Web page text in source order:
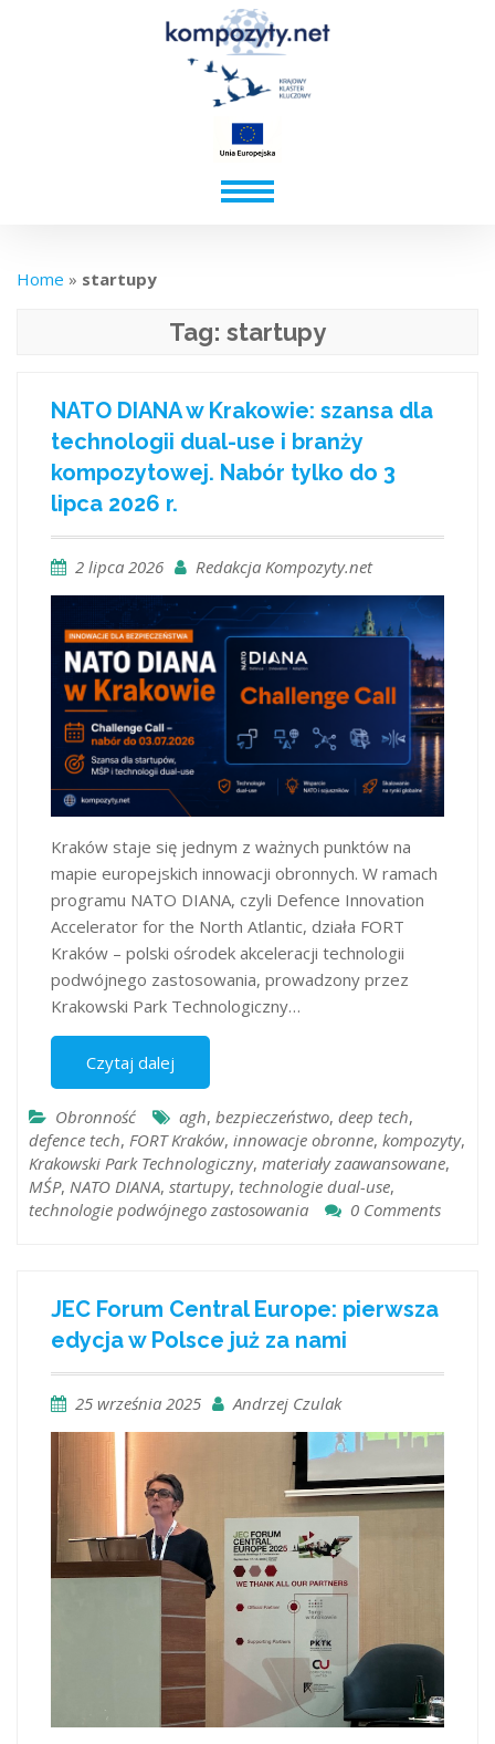
Home » startupy
Tag: startupy
NATO DIANA w Krakowie: szansa dla
technologii dual-use i branży
kompozytowej. Nabór tylko do 3
lipca 2026 r.
2 lipca 2026 Redakcja Kompozyty.net
Kraków staje się jednym z ważnych punktów na
mapie europejskich innowacji obronnych. W ramach
programu NATO DIANA, czyli Defence Innovation
Accelerator for the North Atlantic, działa FORT
Kraków – polski ośrodek akceleracji technologii
podwójnego zastosowania, prowadzony przez
Krakowski Park Technologiczny…
Czytaj dalej
Obronność agh, bezpieczeństwo, deep tech,
defence tech, FORT Kraków, innowacje obronne, kompozyty,
Krakowski Park Technologiczny, materiały zaawansowane,
MŚP, NATO DIANA, startupy, technologie dual-use,
technologie podwójnego zastosowania
0 Comments
JEC Forum Central Europe: pierwsza
edycja w Polsce już za nami
25 września 2025 Andrzej Czulak